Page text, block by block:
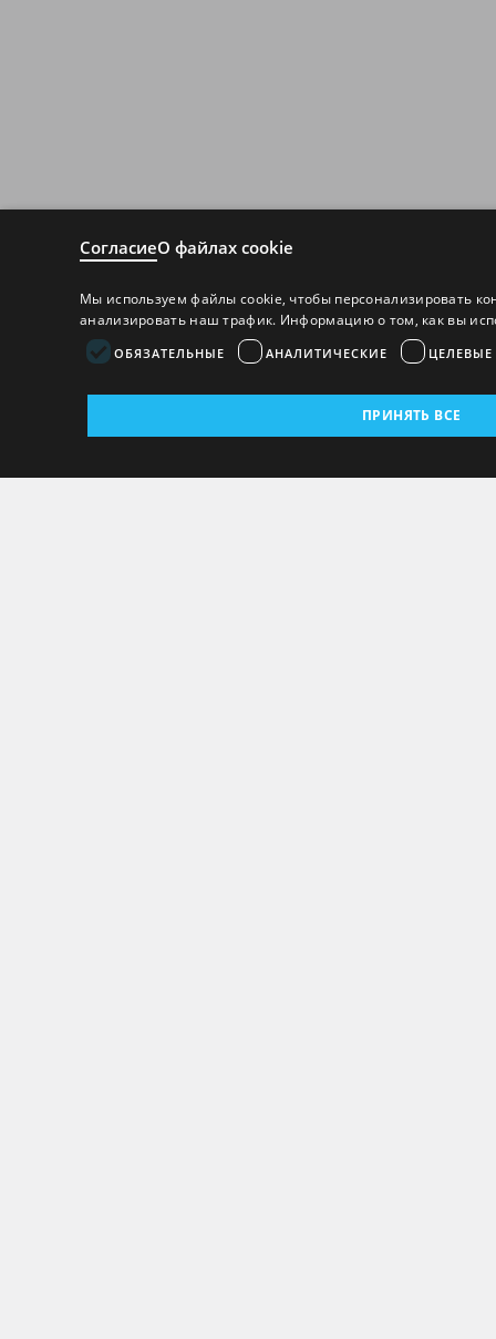
СогласиеО файлах cookie
Мы используем файлы cookie, чтобы персонализировать
анализировать наш трафик. Информацию о том, как вы
ОБЯЗАТЕЛЬНЫЕ АНАЛИТИЧЕСКИЕ ЦЕЛЕВЫЕ
ПРИНЯТЬ ВСЕ